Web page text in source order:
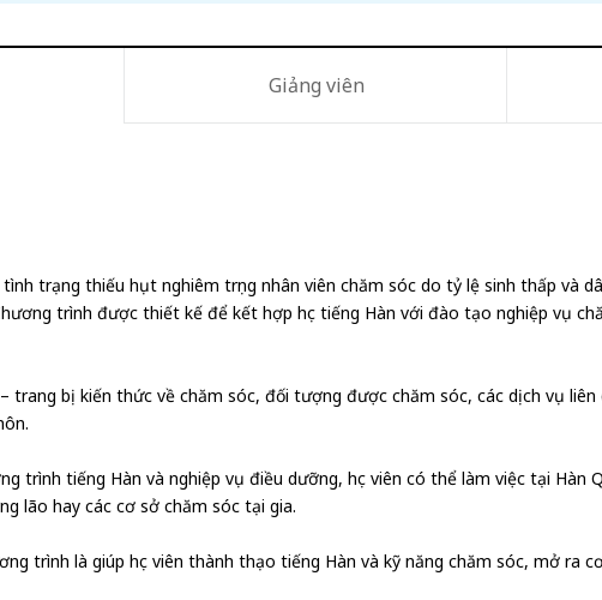
Giảng viên
trạng thiếu hụt nghiêm trọng nhân viên chăm sóc do tỷ lệ sinh thấp và
trình được thiết kế để kết hợp học tiếng Hàn với đào tạo nghiệp vụ
trang bị kiến thức về chăm sóc, đối tượng được chăm sóc, các dịch vụ
trình tiếng Hàn và nghiệp vụ điều dưỡng, học viên có thể làm việc tại
lão hay các cơ sở chăm sóc tại gia.
trình là giúp học viên thành thạo tiếng Hàn và kỹ năng chăm sóc, mở ra